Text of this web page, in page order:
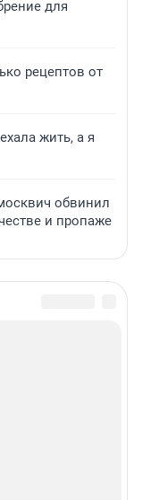
для
рецептов от
жить, а я
обвинил
и пропаже